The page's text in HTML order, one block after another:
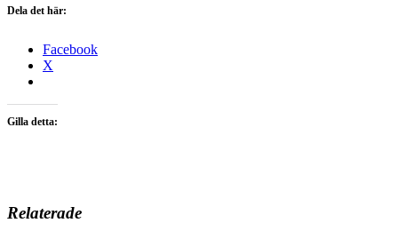
Dela det här:
Facebook
X
Gilla detta:
Relaterade